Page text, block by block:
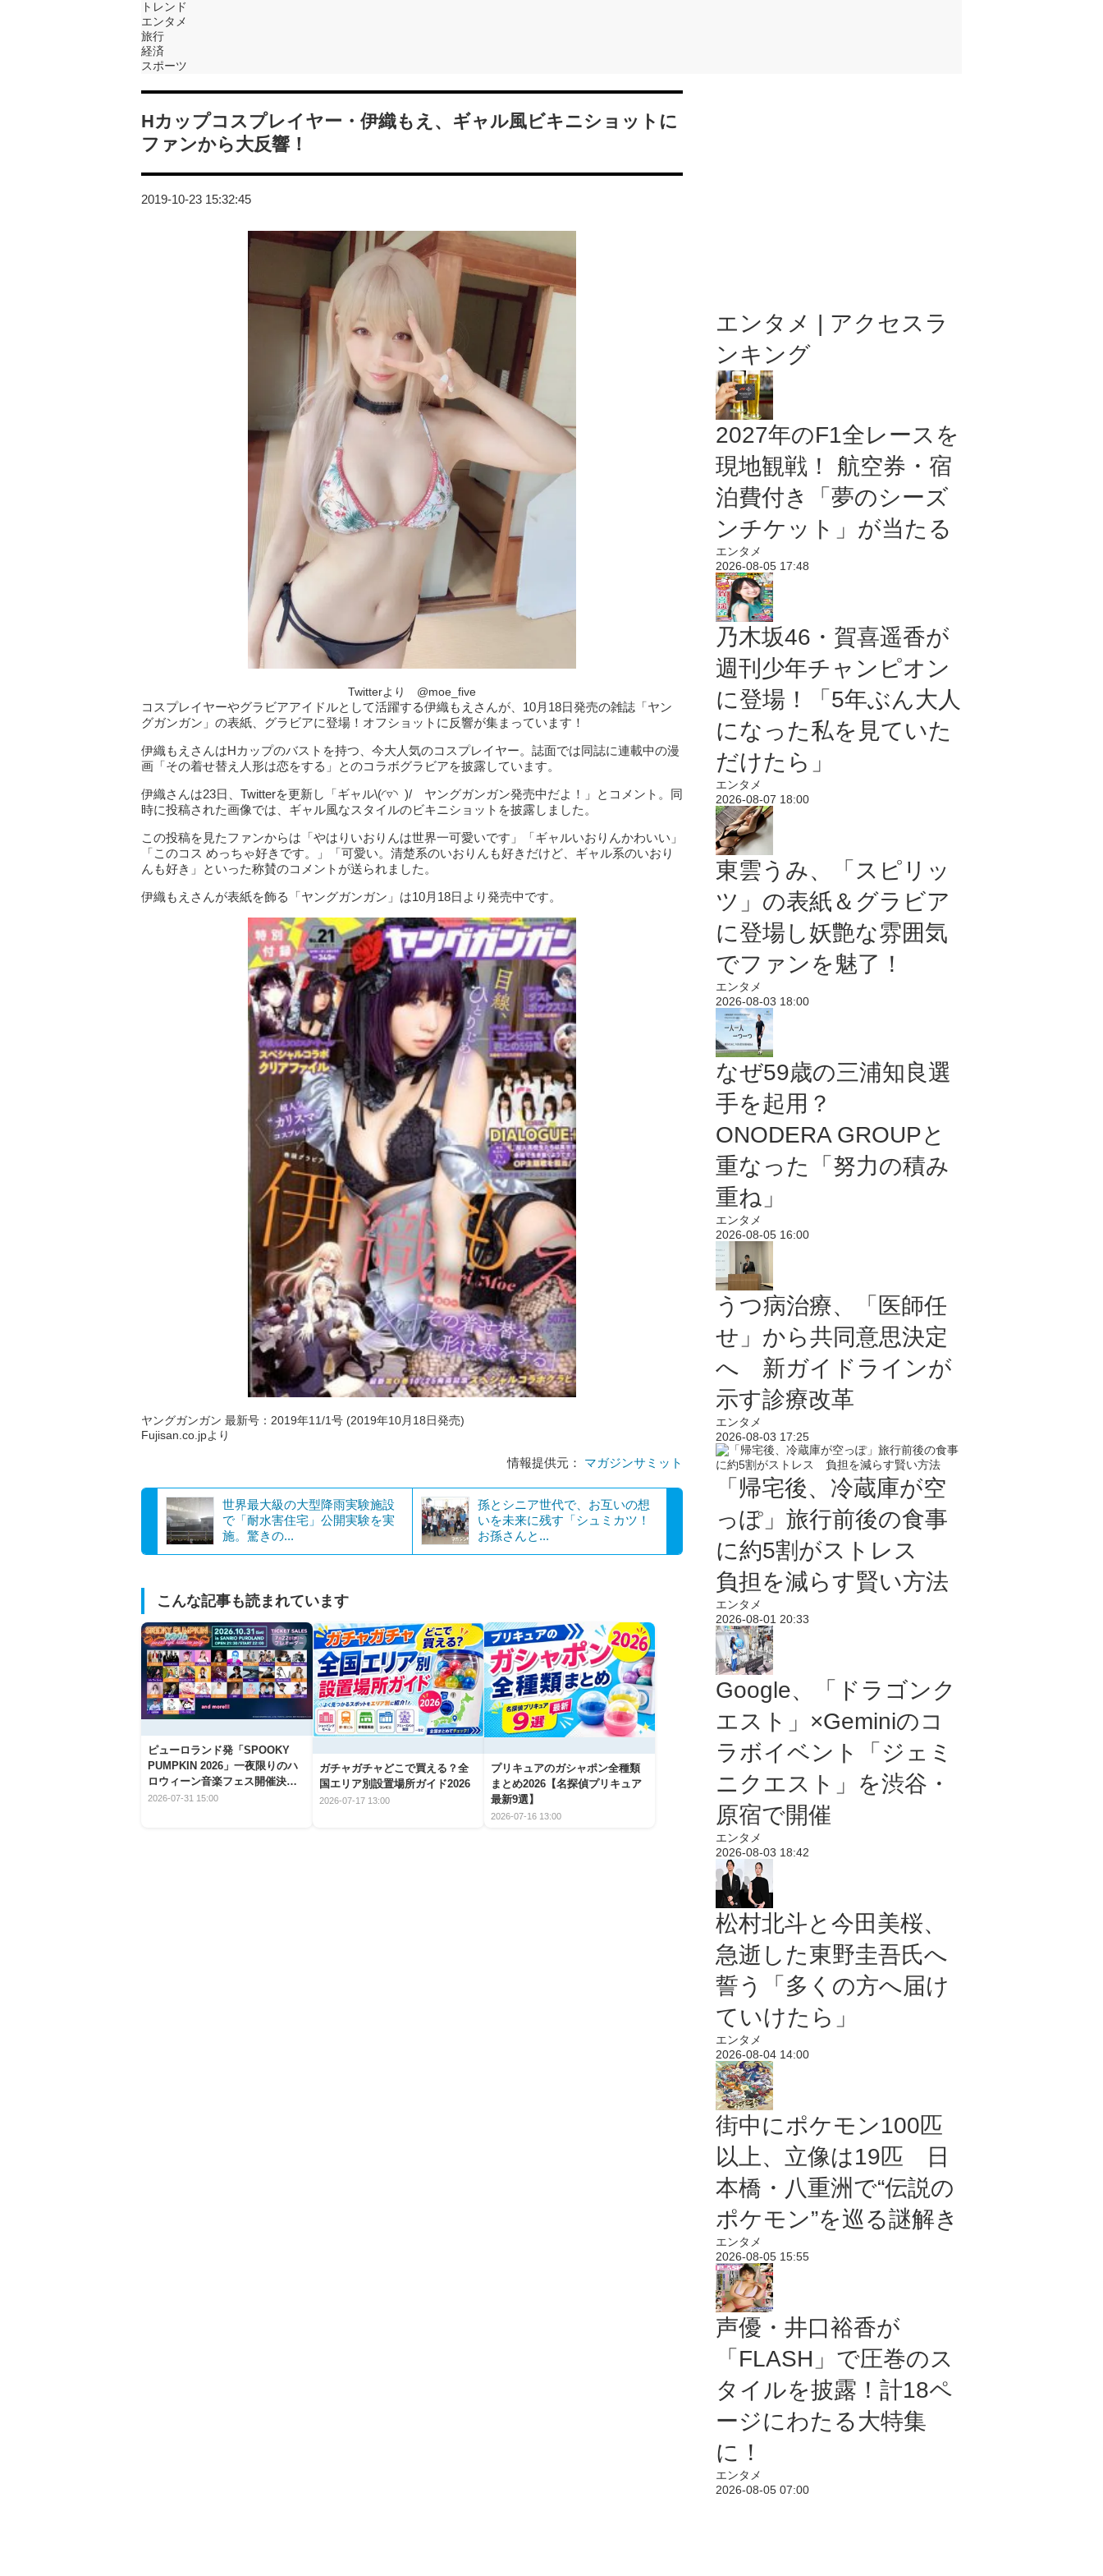
トレンド
エンタメ
旅行
経済
スポーツ
Hカップコスプレイヤー・伊織もえ、ギャル風ビキニショットに
ファンから大反響！
2019-10-23 15:32:45
Twitterより @moe_five
コスプレイヤーやグラビアアイドルとして活躍する伊織もえさんが、10月18日発売の雑誌「ヤン
グガンガン」の表紙、グラビアに登場！オフショットに反響が集まっています！
伊織もえさんはHカップのバストを持つ、今大人気のコスプレイヤー。誌面では同誌に連載中の漫
画「その着せ替え人形は恋をする」とのコラボグラビアを披露しています。
伊織さんは23日、Twitterを更新し「ギャル\(◜▿◝ )/ ヤングガンガン発売中だよ！」とコメント。同
時に投稿された画像では、ギャル風なスタイルのビキニショットを披露しました。
この投稿を見たファンからは「やはりいおりんは世界一可愛いです」「ギャルいおりんかわいい」
「このコス めっちゃ好きです。」「可愛い。清楚系のいおりんも好きだけど、ギャル系のいおり
んも好き」といった称賛のコメントが送られました。
伊織もえさんが表紙を飾る「ヤングガンガン」は10月18日より発売中です。
ヤングガンガン 最新号：2019年11/1号 (2019年10月18日発売)
Fujisan.co.jpより
情報提供元： マガジンサミット
世界最大級の大型降雨実験施設
で「耐水害住宅」公開実験を実
施。驚きの...
孫とシニア世代で、お互いの想
いを未来に残す「シュミカツ！
お孫さんと...
こんな記事も読まれています
ピューロランド発「SPOOKY
PUMPKIN 2026」一夜限りのハ
ロウィーン音楽フェス開催決
定！
2026-07-31 15:00
ガチャガチャどこで買える？全
国エリア別設置場所ガイド2026
2026-07-17 13:00
プリキュアのガシャポン全種類
まとめ2026【名探偵プリキュア
最新9選】
2026-07-16 13:00
エンタメ | アクセスラ
ンキング
2027年のF1全レースを
現地観戦！ 航空券・宿
泊費付き「夢のシーズ
ンチケット」が当たる
エンタメ
2026-08-05 17:48
乃木坂46・賀喜遥香が
週刊少年チャンピオン
に登場！「5年ぶん大人
になった私を見ていた
だけたら」
エンタメ
2026-08-07 18:00
東雲うみ、「スピリッ
ツ」の表紙＆グラビア
に登場し妖艶な雰囲気
でファンを魅了！
エンタメ
2026-08-03 18:00
なぜ59歳の三浦知良選
手を起用？
ONODERA GROUPと
重なった「努力の積み
重ね」
エンタメ
2026-08-05 16:00
うつ病治療、「医師任
せ」から共同意思決定
へ 新ガイドラインが
示す診療改革
エンタメ
2026-08-03 17:25
「帰宅後、冷蔵庫が空
っぽ」旅行前後の食事
に約5割がストレス
負担を減らす賢い方法
エンタメ
2026-08-01 20:33
Google、「ドラゴンク
エスト」×Geminiのコ
ラボイベント「ジェミ
ニクエスト」を渋谷・
原宿で開催
エンタメ
2026-08-03 18:42
松村北斗と今田美桜、
急逝した東野圭吾氏へ
誓う「多くの方へ届け
ていけたら」
エンタメ
2026-08-04 14:00
街中にポケモン100匹
以上、立像は19匹 日
本橋・八重洲で“伝説の
ポケモン”を巡る謎解き
エンタメ
2026-08-05 15:55
声優・井口裕香が
「FLASH」で圧巻のス
タイルを披露！計18ペ
ージにわたる大特集
に！
エンタメ
2026-08-05 07:00